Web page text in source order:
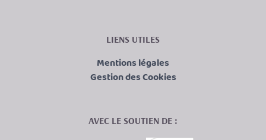
LIENS UTILES
Mentions légales
Gestion des Cookies
AVEC LE SOUTIEN DE :